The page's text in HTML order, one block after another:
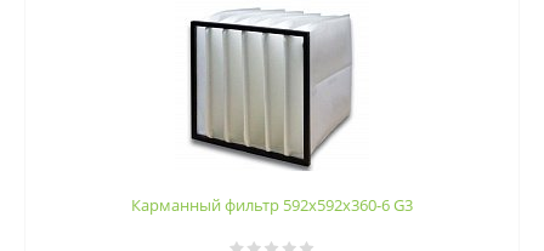
Карманный фильтр 592х592х360-6 G3